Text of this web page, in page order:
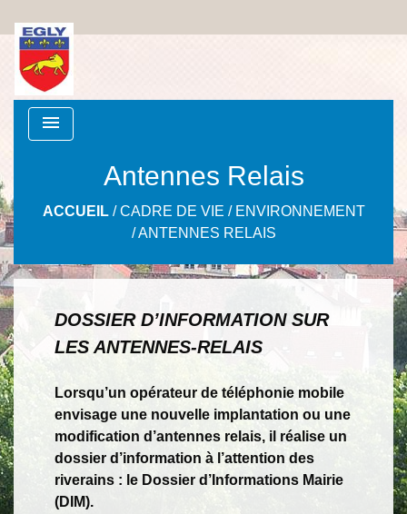
menu
Antennes Relais
ACCUEIL/CADRE DE VIE / ENVIRONNEMENT
/ANTENNES RELAIS
DOSSIER D’INFORMATION SUR
LES ANTENNES-RELAIS
Lorsqu’un opérateur de téléphonie mobile
envisage une nouvelle implantation ou une
modification d’antennes relais, il réalise un
dossier d’information à l’attention des
riverains : le Dossier d’Informations Mairie
(DIM).